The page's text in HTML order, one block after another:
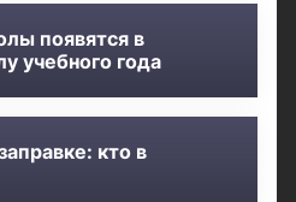
появятся в
учебного года
кто в